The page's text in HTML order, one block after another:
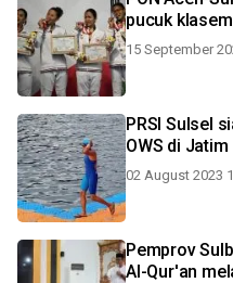
pucuk
15 September
PRSI Sulsel
OWS di Jatim
02 August 2023
Pemprov
Al-Qur'an